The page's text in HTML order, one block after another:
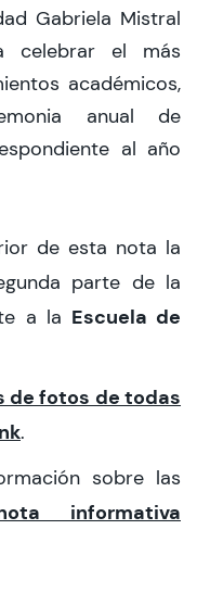
Gabriela Mistral
celebrar el más
académicos,
anual de
al año
de esta nota la
parte de la
a la Escuela de
de fotos de todas
.
sobre las
informativa